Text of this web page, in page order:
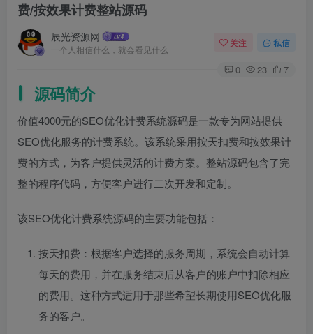
费/按效果计费整站源码
辰光资源网
一个人相信什么，就会看见什么
关注 私信
0 23 7
源码简介
价值4000元的SEO优化计费系统源码是一款专为网站提供
SEO优化服务的计费系统。该系统采用按天扣费和按效果计
费的方式，为客户提供灵活的计费方案。整站源码包含了完
整的程序代码，方便客户进行二次开发和定制。
该SEO优化计费系统源码的主要功能包括：
按天扣费：根据客户选择的服务周期，系统会自动计算
每天的费用，并在服务结束后从客户的账户中扣除相应
的费用。这种方式适用于那些希望长期使用SEO优化服
务的客户。